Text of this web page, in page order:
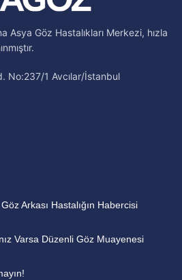
Asya Göz Hastalıkları Merkezi, hızla
No:237/1 Avcılar/İstanbul
Arkası Hastalığın Habercisi
Varsa Düzenli Göz Muayenesi